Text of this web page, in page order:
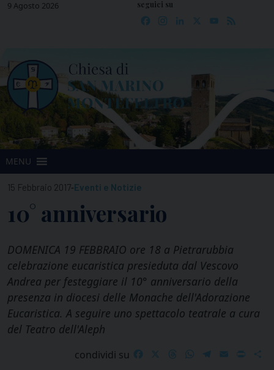
Skip9 Agosto 2026 seguici su
Facebook
Instagram
LinkedIn YouTube
MENU
15 Febbraio 2017-Eventi e Notizie
10° anniversario
DOMENICA 19 FEBBRAIO ore 18 a Pietrarubbia
celebrazione eucaristica presieduta dal Vescovo
Andrea per festeggiare il 10° anniversario della
presenza in diocesi delle Monache dell'Adorazione
Eucaristica. A seguire uno spettacolo teatrale a cura
del Teatro dell'Aleph
condividi su FacebookThreadsWhatsApp
Telegram
EmailPrint